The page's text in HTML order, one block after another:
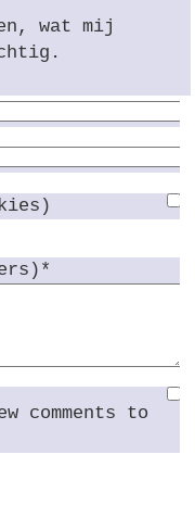
wat mij
comments to